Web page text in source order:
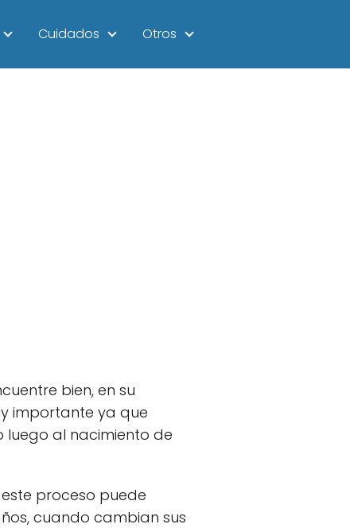
Cuidados Otros
bien, en su
importante ya que
al nacimiento de
proceso puede
cuando cambian sus